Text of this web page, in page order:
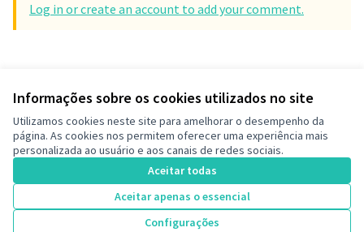
Informações sobre os cookies utilizados no site
Utilizamos cookies neste site para amelhorar o desempenho da
página. As cookies nos permitem oferecer uma experiência mais
personalizada ao usuário e aos canais de redes sociais.
Aceitar todas
Aceitar apenas o essencial
Configurações
Log in or create an account to add your comment.
Termos de serviço
Configurações de cookies
Decide Contagem no Instagram
(Link externo)
Licença
(Link